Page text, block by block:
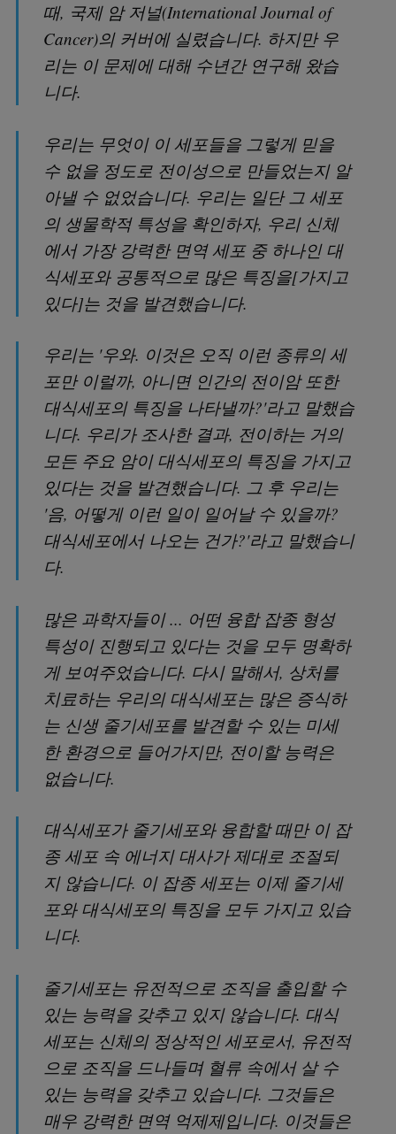
때, 국제 암 저널(International Journal of
Cancer)의 커버에 실렸습니다. 하지만 우
리는 이 문제에 대해 수년간 연구해 왔습
니다.
우리는 무엇이 이 세포들을 그렇게 믿을
수 없을 정도로 전이성으로 만들었는지 알
아낼 수 없었습니다. 우리는 일단 그 세포
의 생물학적 특성을 확인하자, 우리 신체
에서 가장 강력한 면역 세포 중 하나인 대
식세포와 공통적으로 많은 특징을[가지고
있다]는 것을 발견했습니다.
우리는 '우와. 이것은 오직 이런 종류의 세
포만 이럴까, 아니면 인간의 전이암 또한
대식세포의 특징을 나타낼까?'라고 말했습
니다. 우리가 조사한 결과, 전이하는 거의
모든 주요 암이 대식세포의 특징을 가지고
있다는 것을 발견했습니다. 그 후 우리는
'음, 어떻게 이런 일이 일어날 수 있을까?
대식세포에서 나오는 건가?'라고 말했습니
다.
많은 과학자들이 ... 어떤 융합 잡종 형성
특성이 진행되고 있다는 것을 모두 명확하
게 보여주었습니다. 다시 말해서, 상처를
치료하는 우리의 대식세포는 많은 증식하
는 신생 줄기세포를 발견할 수 있는 미세
한 환경으로 들어가지만, 전이할 능력은
없습니다.
대식세포가 줄기세포와 융합할 때만 이 잡
종 세포 속 에너지 대사가 제대로 조절되
지 않습니다. 이 잡종 세포는 이제 줄기세
포와 대식세포의 특징을 모두 가지고 있습
니다.
줄기세포는 유전적으로 조직을 출입할 수
있는 능력을 갖추고 있지 않습니다. 대식
세포는 신체의 정상적인 세포로서, 유전적
으로 조직을 드나들며 혈류 속에서 살 수
있는 능력을 갖추고 있습니다. 그것들은
매우 강력한 면역 억제제입니다. 이것들은